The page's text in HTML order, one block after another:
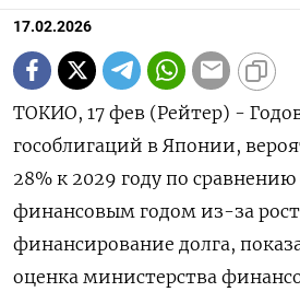
17.02.2026
ТОКИО, 17 фев (Рейтер) -
гособлигаций в Японии,
28% ‌к 2029 году по сравнению
финансовым годом из-за
финансирование ​долга,
оценка ⁠министерства